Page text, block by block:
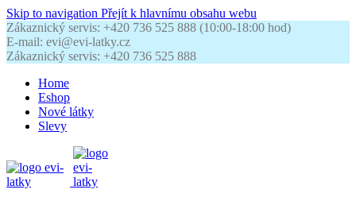
Skip to navigation Přejít k hlavnímu obsahu webu
Zákaznický servis: +420 736 525 888 (10:00-18:00 hod)
E-mail: evi@evi-latky.cz
Zákaznický servis: +420 736 525 888
Home
Eshop
Nové látky
Slevy